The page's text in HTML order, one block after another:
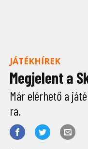
JÁTÉKHÍREK
Megjelent a
Már elérhető a
ra.